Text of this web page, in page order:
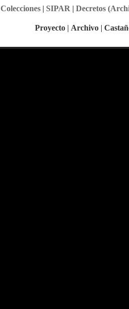
Colecciones| SIPAR | Decretos
Proyecto | Archivo |